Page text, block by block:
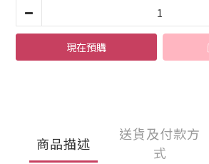
現在預購
商品描述
送貨及付款方
式